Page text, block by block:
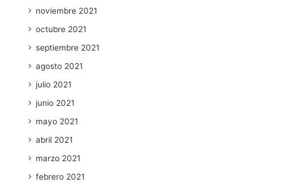
noviembre 2021
octubre 2021
septiembre 2021
agosto 2021
julio 2021
junio 2021
mayo 2021
abril 2021
marzo 2021
febrero 2021